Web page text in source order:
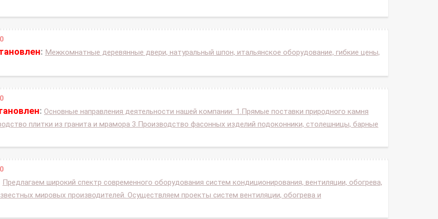
0
: Межкомнатные деревянные двери, натуральный шпон, итальянское оборудование, гибкие цены,
0
: Основные направления деятельности нашей компании: 1.Прямые поставки природного камня
плитки из гранита и мрамора 3.Производство фасонных изделий подоконники, столешницы, барные
0
Предлагаем широкий спектр современного оборудования систем кондиционирования, вентиляции, обогрева,
мировых производителей. Осуществляем проекты систем вентиляции, обогрева и